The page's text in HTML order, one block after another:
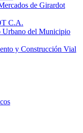
de Girardot
C.A.
Urbano del Municipio
y Construcción Vial